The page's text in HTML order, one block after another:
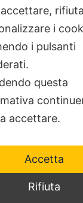
CHI SIAMO
FEEDRSS
A
accettare,
i
i pulsanti
questa
accettare.
Accetta
Rifiuta